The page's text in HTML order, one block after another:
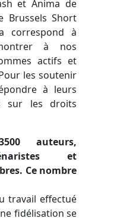
et Anima de
Brussels Short
correspond à
à nos
actifs et
les soutenir
à leurs
sur les droits
auteurs,
et
Ce nombre
travail effectué
fidélisation se